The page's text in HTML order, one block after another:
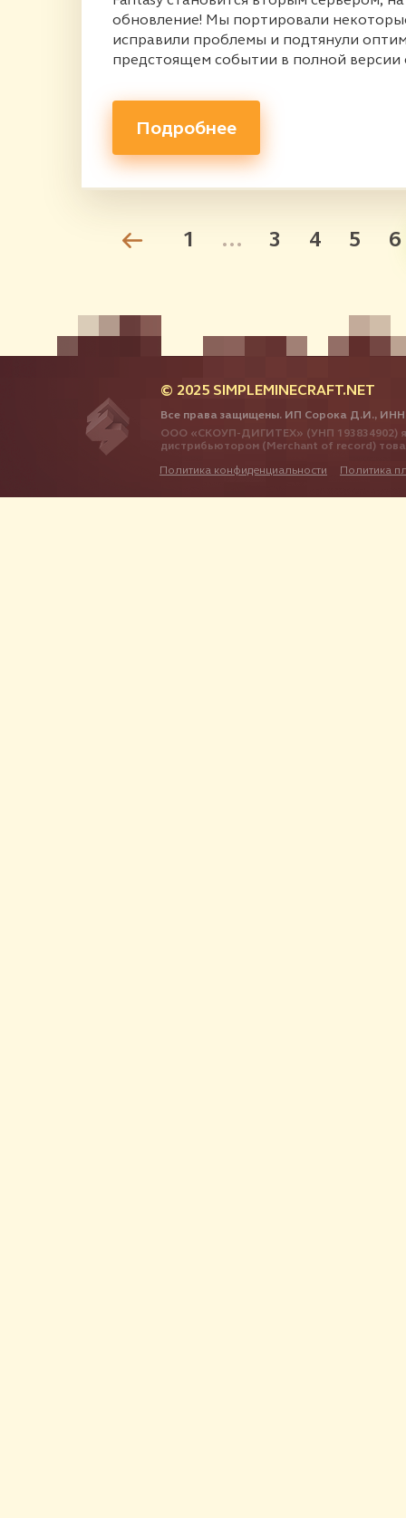
обновление! Мы портировали
исправили проблемы и подтянули
предстоящем событии в полной версии
Подробнее
1 ... 3 4 5 6
© 2025 SIMPLEMINECRAFT.NET
Все права защищены. ИП Сорока Д.И., ИНН
ООО «СКОУП-ДИГИТЕХ» (УНП 193834902)
дистрибьютором (Merchant of record)
Политика конфиденциальности Политика